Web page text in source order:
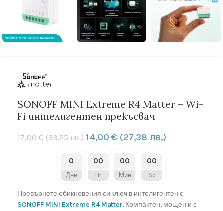
SONOFF MINI Extreme R4 Matter – Wi-
Fi интелигентен прекъсвач
17,00€(33,25 лв.)14,00 € (27,38 лв.)
0
Дни
00
Hr
00
Мин
00
Sc
Превърнете обикновения си ключ в интелигентен с
SONOFF MINI Extreme R4 Matter. Компактен, мощен и с